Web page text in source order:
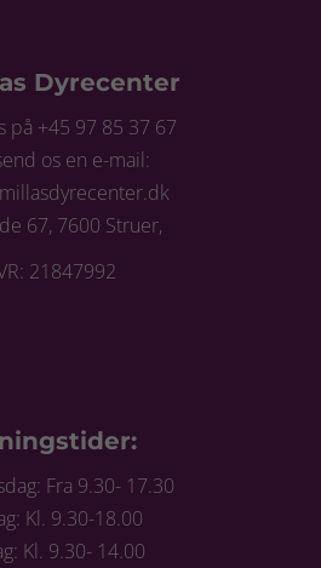
Dyrecenter
på +45 97 85 37 67
os en e-mail:
67, 7600 Struer,
21847992
Fra 9.30- 17.30
Kl. 9.30-18.00
Kl. 9.30- 14.00